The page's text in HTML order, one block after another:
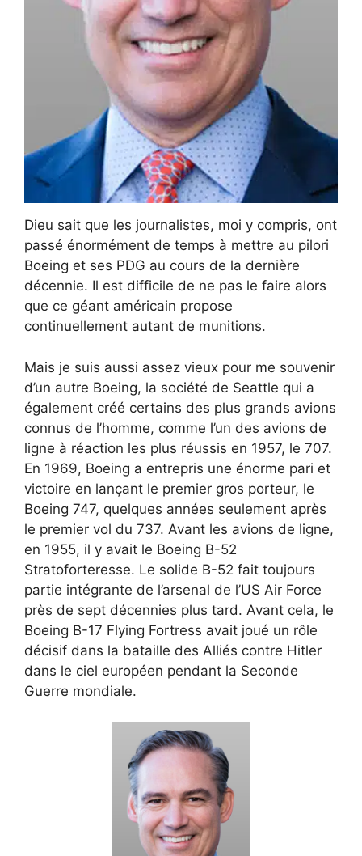
Dieu sait que les journalistes, moi y compris, ont
passé énormément de temps à mettre au pilori
Boeing et ses PDG au cours de la dernière
décennie. Il est difficile de ne pas le faire alors
que ce géant américain propose
continuellement autant de munitions.
Mais je suis aussi assez vieux pour me souvenir
d’un autre Boeing, la société de Seattle qui a
également créé certains des plus grands avions
connus de l’homme, comme l’un des avions de
ligne à réaction les plus réussis en 1957, le 707.
En 1969, Boeing a entrepris une énorme pari et
victoire en lançant le premier gros porteur, le
Boeing 747, quelques années seulement après
le premier vol du 737. Avant les avions de ligne,
en 1955, il y avait le Boeing B-52
Stratoforteresse. Le solide B-52 fait toujours
partie intégrante de l’arsenal de l’US Air Force
près de sept décennies plus tard. Avant cela, le
Boeing B-17 Flying Fortress avait joué un rôle
décisif dans la bataille des Alliés contre Hitler
dans le ciel européen pendant la Seconde
Guerre mondiale.